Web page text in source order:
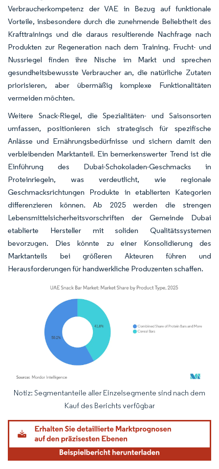
Verbraucherkompetenz der VAE in Bezug auf funktionale
Vorteile, insbesondere durch die zunehmende Beliebtheit des
Krafttrainings und die daraus resultierende Nachfrage nach
Produkten zur Regeneration nach dem Training. Frucht- und
Nussriegel finden ihre Nische im Markt und sprechen
gesundheitsbewusste Verbraucher an, die natürliche Zutaten
priorisieren, aber übermäßig komplexe Funktionalitäten
vermeiden möchten.
Weitere Snack-Riegel, die Spezialitäten- und Saisonsorten
umfassen, positionieren sich strategisch für spezifische
Anlässe und Ernährungsbedürfnisse und sichern damit den
verbleibenden Marktanteil. Ein bemerkenswerter Trend ist die
Einführung des Dubai-Schokoladen-Geschmacks in
Proteinriegeln, was verdeutlicht, wie regionale
Geschmacksrichtungen Produkte in etablierten Kategorien
differenzieren können. Ab 2025 werden die strengen
Lebensmittelsicherheitsvorschriften der Gemeinde Dubai
etablierte Hersteller mit soliden Qualitätssystemen
bevorzugen. Dies könnte zu einer Konsolidierung des
Marktanteils bei größeren Akteuren führen und
Herausforderungen für handwerkliche Produzenten schaffen.
Bild © Mordor Intelligence. Wiederverwendung erfordert Namensnennung
Notiz: Segmentanteile aller Einzelsegmente sind nach dem
Kauf des Berichts verfügbar